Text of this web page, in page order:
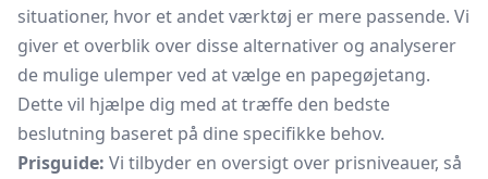
situationer, hvor et andet værktøj er mere passende. Vi
giver et overblik over disse alternativer og analyserer
de mulige ulemper ved at vælge en papegøjetang.
Dette vil hjælpe dig med at træffe den bedste
beslutning baseret på dine specifikke behov.
Prisguide: Vi tilbyder en oversigt over prisniveauer, så